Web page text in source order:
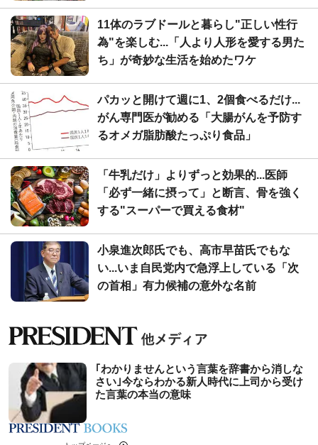
11体のラブドールと暮らし"正しい性行
為"を楽しむ...「人より人形を愛する男た
ち」が奇妙な生活を始めたワケ
パカッと開けて週に1、2個食べるだけ...
がん専門医が勧める「大腸がんを予防す
るオメガ脂肪酸たっぷり食品」
「牛乳だけ」よりずっと効果的...医師
「必ず一緒に摂って」と断言、骨を強く
する"スーパーで買える食材"
小泉進次郎氏でも、高市早苗氏でもな
い...いま自民党内で急浮上している「次
の首相」有力候補の意外な名前
｢わかりませんという言葉を辞書から消しな
さい｣今ならわかる新人時代に上司から受け
た言葉の本当の意味